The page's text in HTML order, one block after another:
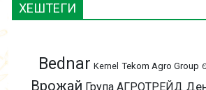
ХЕШТЕГИ
Bednar Kernel Tekom Agro Group
Врожай Група АГРОТРЕЙД